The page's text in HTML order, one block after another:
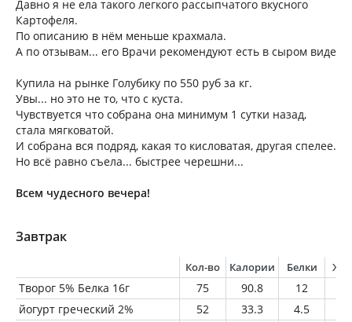
Давно я не ела такого легкого рассыпчатого вкусного
Картофеля.
По описанию в нём меньше крахмала.
А по отзывам... его Врачи рекомендуют есть в сыром виде
Купила на рынке Голубику по 550 руб за кг.
Увы... но это не то, что с куста.
Чувствуется что собрана она минимум 1 сутки назад,
стала мягковатой.
И собрана вся подряд, какая то кисловатая, другая спелее.
Но всё равно съела... быстрее черешни...
Всем чудесного вечера!
Завтрак
Кол-во Калории Белки
Творог 5% Белка 16г 75 90.8 12
йогурт греческий 2%
52 33.3 4.5